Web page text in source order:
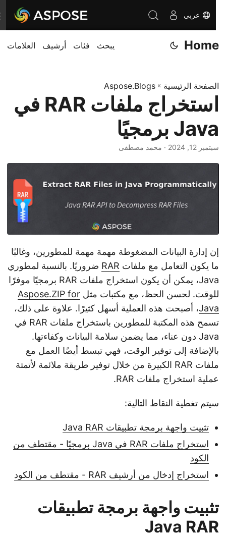
عربي
Home يبحث فئات أرشيف العلامات
الصفحة الرئيسية»
Aspose.Blogs
استخراج ملفات RAR في
Java برمجيًا
سبتمبر 12, 2024 · محمد مصطفى
إن إدارة البيانات المضغوطة مهمة مهمة للمطورين، وغالبًا
ما يكون التعامل مع ملفاتRARضروريًا. بالنسبة لمطوري
Java، يمكن أن يكون استخراج ملفات RAR برمجيًا موفرًا
للوقت. لحسن الحظ، مع مكتبات مثل Aspose.ZIP for
Java، أصبحت هذه العملية أسهل كثيرًا. علاوة على ذلك،
تسمح هذه المكتبة للمطورين باستخراج ملفات RAR في
Java دون عناء، مما يضمن سلامة البيانات وكفاءتها.
بالإضافة إلى توفير الوقت، فهي تبسط أيضًا العمل مع
ملفات RAR الكبيرة من خلال توفير طريقة ملائمة لأتمتة
عملية استخراج ملفات RAR.
سيتم تغطية النقاط التالية:
تثبيت واجهة برمجة تطبيقات Java RAR
استخراج ملفات RAR في Java برمجيًا - مقتطف من
الكود
استخراج إدخال من أرشيف RAR - مقتطف من الكود
تثبيت واجهة برمجة تطبيقات
Java RAR